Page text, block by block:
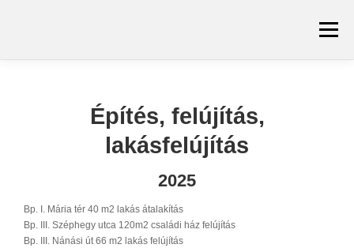
Menü
ELÉRHETŐSÉGEK
Építés, felújítás,
lakásfelújítás
2025
Bp. I. Mária tér 40 m2 lakás átalakítás
Bp. III. Széphegy utca 120m2 családi ház felújítás
Bp. III. Nánási út 66 m2 lakás felújítás